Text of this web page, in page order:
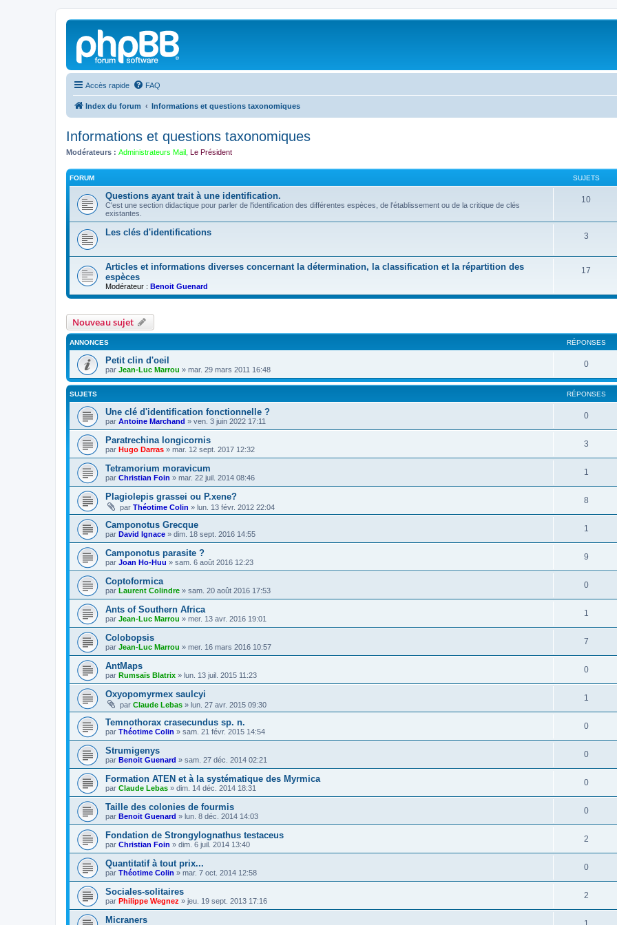
Accès rapide FAQ
Index du forum Informations et questions taxonomiques
Informations et questions taxonomiques
Modérateurs : Administrateurs Mail Le Président
FORUM SUJETS
Questions ayant trait à une identification.
C'est une section didactique pour parler de l'identification des différentes espèces, de l'établissement ou de la critique de clés
existantes.
10
Les clés d'identifications 3
Articles et informations diverses concernant la détermination, la classification et la répartition des
espèces
Modérateur : Benoit Guenard
17
Nouveau sujet
ANNONCES RÉPONSES
Petit clin d'oeil
par Jean-Luc Marrou » mar. 29 mars 2011 16:48
0
SUJETS RÉPONSES
Une clé d'identification fonctionnelle ?
par Antoine Marchand » ven. 3 juin 2022 17:11
0
Paratrechina longicornis
par Hugo Darras » mar. 12 sept. 2017 12:32
3
Tetramorium moravicum
par Christian Foin » mar. 22 juil. 2014 08:46
1
Plagiolepis grassei ou P.xene?
par Théotime Colin » lun. 13 févr. 2012 22:04
8
Camponotus Grecque
par David Ignace » dim. 18 sept. 2016 14:55
1
Camponotus parasite ?
par Joan Ho-Huu » sam. 6 août 2016 12:23
9
Coptoformica
par Laurent Colindre » sam. 20 août 2016 17:53
0
Ants of Southern Africa
par Jean-Luc Marrou » mer. 13 avr. 2016 19:01
1
Colobopsis
par Jean-Luc Marrou » mer. 16 mars 2016 10:57
7
AntMaps
par Rumsaïs Blatrix » lun. 13 juil. 2015 11:23
0
Oxyopomyrmex saulcyi
par Claude Lebas » lun. 27 avr. 2015 09:30
1
Temnothorax crasecundus sp. n.
par Théotime Colin » sam. 21 févr. 2015 14:54
0
Strumigenys
par Benoit Guenard » sam. 27 déc. 2014 02:21
0
Formation ATEN et à la systématique des Myrmica
par Claude Lebas » dim. 14 déc. 2014 18:31
0
Taille des colonies de fourmis
par Benoit Guenard » lun. 8 déc. 2014 14:03
0
Fondation de Strongylognathus testaceus
par Christian Foin » dim. 6 juil. 2014 13:40
2
Quantitatif à tout prix...
par Théotime Colin » mar. 7 oct. 2014 12:58
0
Sociales-solitaires
par Philippe Wegnez » jeu. 19 sept. 2013 17:16
2
Micraners